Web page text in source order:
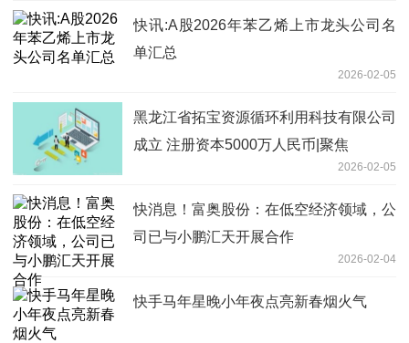
快讯:A股2026年苯乙烯上市龙头公司名
单汇总
2026-02-05
黑龙江省拓宝资源循环利用科技有限公司
成立 注册资本5000万人民币|聚焦
2026-02-05
快消息！富奥股份：在低空经济领域，公
司已与小鹏汇天开展合作
2026-02-04
快手马年星晚小年夜点亮新春烟火气